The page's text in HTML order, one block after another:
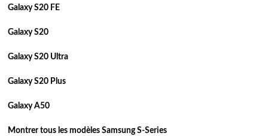
Galaxy S20 FE
Galaxy S20
Galaxy S20 Ultra
Galaxy S20 Plus
Galaxy A50
Montrer tous les modèles Samsung S-Series